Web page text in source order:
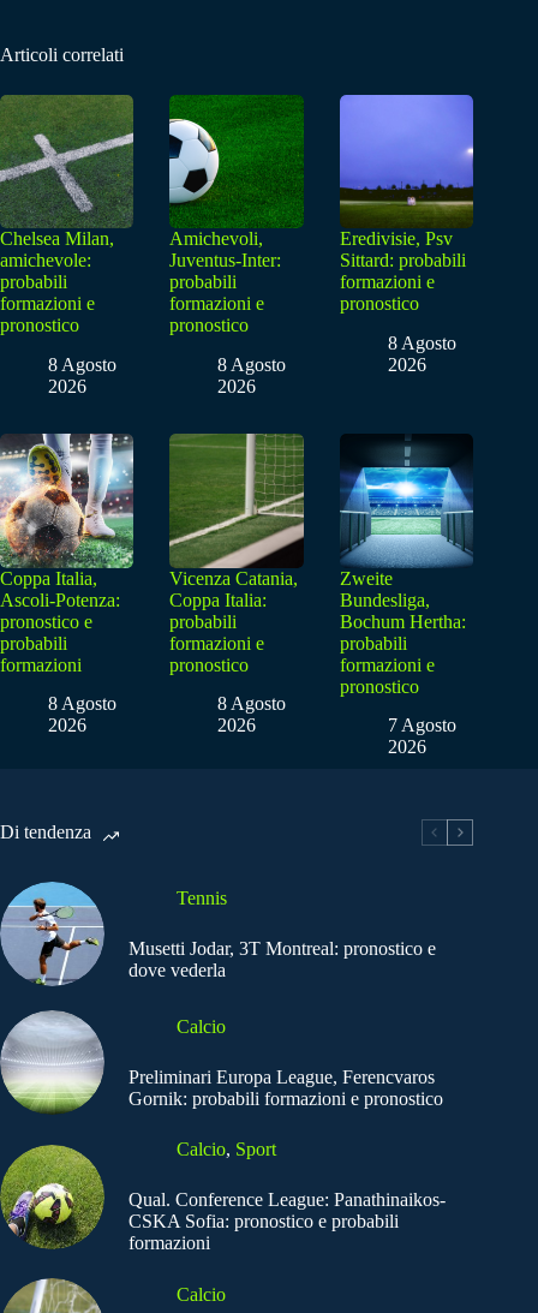
Articoli correlati
Chelsea Milan,
amichevole:
probabili
formazioni e
pronostico
8 Agosto
2026
Amichevoli,
Juventus-Inter:
probabili
formazioni e
pronostico
8 Agosto
2026
Eredivisie, Psv
Sittard: probabili
formazioni e
pronostico
8 Agosto
2026
Coppa Italia,
Ascoli-Potenza:
pronostico e
probabili
formazioni
8 Agosto
2026
Vicenza Catania,
Coppa Italia:
probabili
formazioni e
pronostico
8 Agosto
2026
Zweite
Bundesliga,
Bochum Hertha:
probabili
formazioni e
pronostico
7 Agosto
2026
Di tendenza
Tennis
Musetti Jodar, 3T Montreal: pronostico e
dove vederla
Calcio
Preliminari Europa League, Ferencvaros
Gornik: probabili formazioni e pronostico
Calcio, Sport
Qual. Conference League: Panathinaikos-
CSKA Sofia: pronostico e probabili
formazioni
Calcio